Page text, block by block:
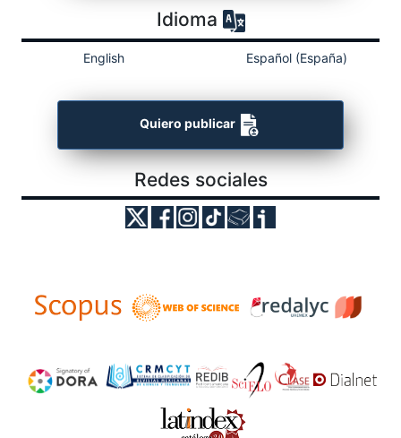
Idioma
English Español (España)
Quiero publicar
Redes sociales